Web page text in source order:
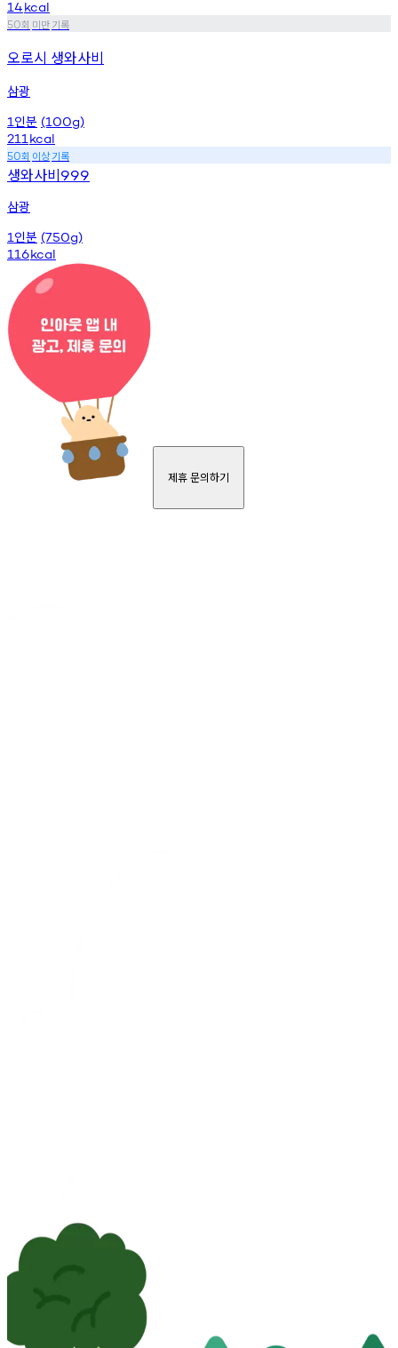
14kcal
50회 미만기록
오로시 생와사비
삼광
1 인분 (100g)
211 kcal
50회 이상기록
생와사비999
삼광
1 인분 (750g)
116kcal
제휴 문의하기